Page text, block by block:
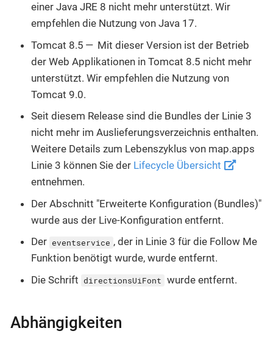
einer Java JRE 8 nicht mehr unterstützt. Wir
empfehlen die Nutzung von Java 17.
Tomcat 8.5 — Mit dieser Version ist der Betrieb
der Web Applikationen in Tomcat 8.5 nicht mehr
unterstützt. Wir empfehlen die Nutzung von
Tomcat 9.0.
Seit diesem Release sind die Bundles der Linie 3
nicht mehr im Auslieferungsverzeichnis enthalten.
Weitere Details zum Lebenszyklus von map.apps
Linie 3 können Sie der Lifecycle Übersicht
entnehmen.
Der Abschnitt "Erweiterte Konfiguration (Bundles)"
wurde aus der Live-Konfiguration entfernt.
Der eventservice , der in Linie 3 für die Follow Me
Funktion benötigt wurde, wurde entfernt.
Die Schrift directionsUiFont wurde entfernt.
Abhängigkeiten